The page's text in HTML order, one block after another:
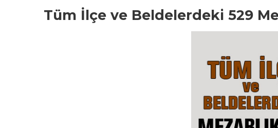
Tüm İlçe ve Beldelerdeki 529